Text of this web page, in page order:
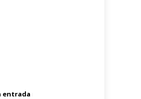
no mercado dos Estados Unidos